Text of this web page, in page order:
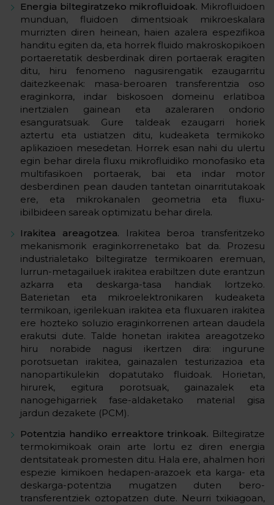
Energia biltegiratzeko mikrofluidoak. Mikrofluidoen
munduan, fluidoen dimentsioak mikroeskalara
murrizten diren heinean, haien azalera espezifikoa
handitu egiten da, eta horrek fluido makroskopikoen
portaeretatik desberdinak diren portaerak eragiten
ditu, hiru fenomeno nagusirengatik ezaugarritu
daitezkeenak: masa-beroaren transferentzia oso
eraginkorra, indar biskosoen domeinu erlatiboa
inertzialen gainean eta azaleraren ondorio
esanguratsuak. Gure taldeak ezaugarri horiek
aztertu eta ustiatzen ditu, kudeaketa termikoko
aplikazioen mesedetan. Horrek esan nahi du ulertu
egin behar direla fluxu mikrofluidiko monofasiko eta
multifasikoen portaerak, bai eta indar motor
desberdinen pean dauden tantetan oinarritutakoak
ere, eta mikrokanalen geometria eta fluxu-
ibilbideen sareak optimizatu behar direla.
Irakitea areagotzea.
Irakitea beroa transferitzeko
mekanismorik eraginkorrenetako bat da. Prozesu
industrialetako biltegiratze termikoaren eremuan,
lurrun-metagailuek irakitea erabiltzen dute erantzun
azkarra eta deskarga-tasa handiak lortzeko.
Baterietan eta mikroelektronikaren kudeaketa
termikoan, igerilekuan irakitea eta fluxuaren irakitea
ere hozteko soluzio eraginkorrenen artean daudela
erakutsi dute. Talde honetan irakitea areagotzeko
hiru norabide nagusi ikertzen dira: ingurune
porotsuetan irakitea, gainazalen testurizazioa eta
nanopartikulekin dopatutako fluidoak. Horietan,
hirurek, egitura porotsuak, gainazalek eta
nanogehigarriek fase-aldaketako material gisa
jardun dezakete (PCM).
Potentzia handiko erreaktore trinkoak. Biltegiratze
termokimikoak orain arte lortu ez diren energia
dentsitateak promesten ditu. Hala ere, ahalmen hori
espezie kimikoen hedapen-arazoek eta karga- eta
deskarga-potentzia mugatzen duten bero-
transferentziek oztopatzen dute. Neurri txikiagoan,